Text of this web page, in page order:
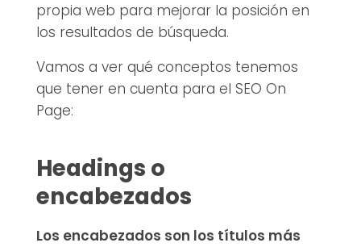
propia web para mejorar la posición en
los resultados de búsqueda.
Vamos a ver qué conceptos tenemos
que tener en cuenta para el SEO On
Page:
Headings o
encabezados
Los encabezados son los títulos más